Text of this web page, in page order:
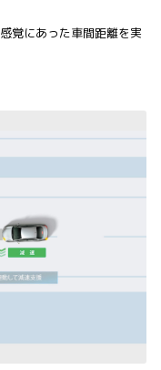
覚にあった車間距離を実